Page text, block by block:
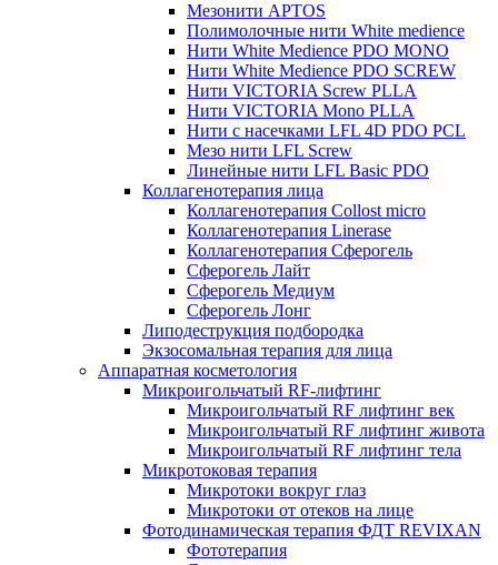
Мезонити APTOS
Полимолочные нити White medience
Нити White Medience PDO MONO
Нити White Medience PDO SCREW
Нити VICTORIA Screw PLLA
Нити VICTORIA Mono PLLA
Нити с насечками LFL 4D PDO PCL
Мезо нити LFL Screw
Линейные нити LFL Basic PDO
Коллагенотерапия лица
Коллагенотерапия Collost micro
Коллагенотерапия Linerase
Коллагенотерапия Сферогель
Сферогель Лайт
Сферогель Медиум
Сферогель Лонг
Липодеструкция подбородка
Экзосомальная терапия для лица
Аппаратная косметология
Микроигольчатый RF-лифтинг
Микроигольчатый RF лифтинг век
Микроигольчатый RF лифтинг живота
Микроигольчатый RF лифтинг тела
Микротоковая терапия
Микротоки вокруг глаз
Микротоки от отеков на лице
Фотодинамическая терапия ФДТ REVIXAN
Фототерапия